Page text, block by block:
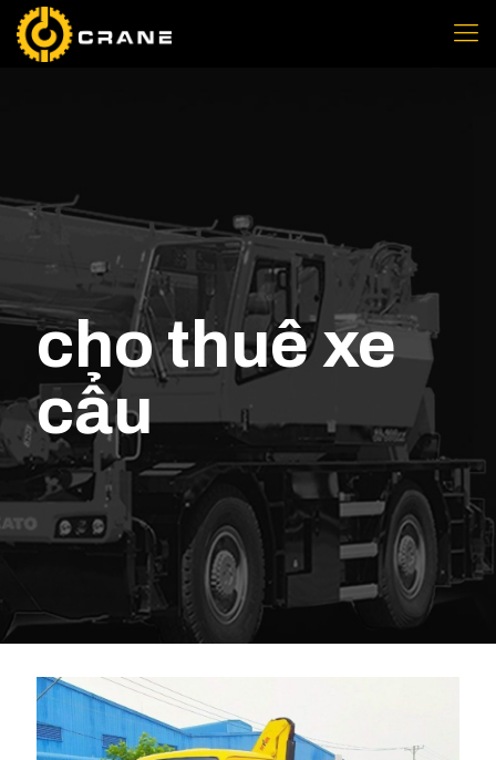
cho thuê xe
cẩu